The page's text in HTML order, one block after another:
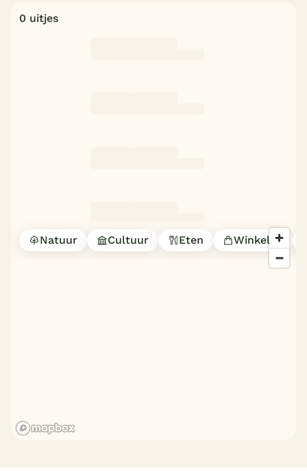
0 uitjes
Natuur Cultuur Eten Winkelen